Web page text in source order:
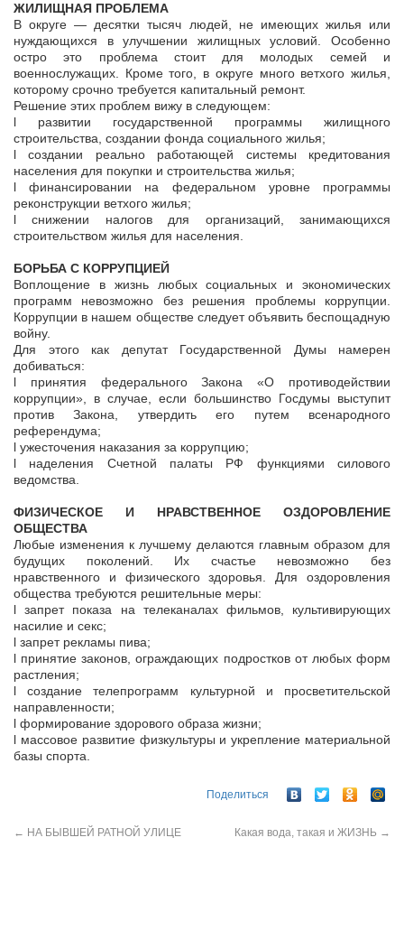
ЖИЛИЩНАЯ ПРОБЛЕМА
В округе — десятки тысяч людей, не имеющих жилья или
нуждающихся в улучшении жилищных условий. Особенно
остро это проблема стоит для молодых семей и
военнослужащих. Кроме того, в округе много ветхого жилья,
которому срочно требуется капитальный ремонт.
Решение этих проблем вижу в следующем:
l развитии государственной программы жилищного
строительства, создании фонда социального жилья;
l создании реально работающей системы кредитования
населения для покупки и строительства жилья;
l финансировании на федеральном уровне программы
реконструкции ветхого жилья;
l снижении налогов для организаций, занимающихся
строительством жилья для населения.
БОРЬБА С КОРРУПЦИЕЙ
Воплощение в жизнь любых социальных и экономических
программ невозможно без решения проблемы коррупции.
Коррупции в нашем обществе следует объявить беспощадную
войну.
Для этого как депутат Государственной Думы намерен
добиваться:
l принятия федерального Закона «О противодействии
коррупции», в случае, если большинство Госдумы выступит
против Закона, утвердить его путем всенародного
референдума;
l ужесточения наказания за коррупцию;
l наделения Счетной палаты РФ функциями силового
ведомства.
ФИЗИЧЕСКОЕ И НРАВСТВЕННОЕ ОЗДОРОВЛЕНИЕ
ОБЩЕСТВА
Любые изменения к лучшему делаются главным образом для
будущих поколений. Их счастье невозможно без
нравственного и физического здоровья. Для оздоровления
общества требуются решительные меры:
l запрет показа на телеканалах фильмов, культивирующих
насилие и секс;
l запрет рекламы пива;
l принятие законов, ограждающих подростков от любых форм
растления;
l создание телепрограмм культурной и просветительской
направленности;
l формирование здорового образа жизни;
l массовое развитие физкультуры и укрепление материальной
базы спорта.
Поделиться
← НА БЫВШЕЙ РАТНОЙ УЛИЦЕ Какая вода, такая и ЖИЗНЬ →